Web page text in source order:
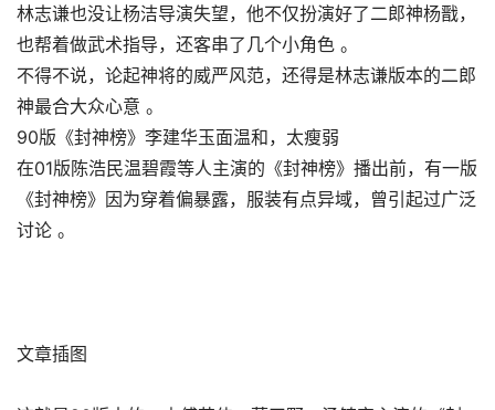
林志谦也没让杨洁导演失望，他不仅扮演好了二郎神杨戬，
也帮着做武术指导，还客串了几个小角色 。
不得不说，论起神将的威严风范，还得是林志谦版本的二郎
神最合大众心意 。
90版《封神榜》李建华玉面温和，太瘦弱
在01版陈浩民温碧霞等人主演的《封神榜》播出前，有一版
《封神榜》因为穿着偏暴露，服装有点异域，曾引起过广泛
讨论 。
文章插图